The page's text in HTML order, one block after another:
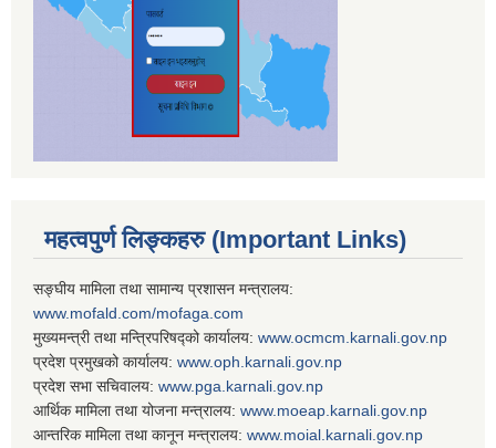
महत्वपुर्ण लिङ्कहरु (Important Links)
सङ्घीय मामिला तथा सामान्य प्रशासन मन्त्रालय:
www.mofald.com/mofaga.com
मुख्यमन्त्री तथा मन्त्रिपरिषद्को कार्यालय: www.ocmcm.karnali.gov.np
प्रदेश प्रमुखको कार्यालय: www.oph.karnali.gov.np
प्रदेश सभा सचिवालय: www. pga.karnali.gov.np
आर्थिक मामिला तथा योजना मन्त्रालय: www. moeap.karnali.gov.np
आन्तरिक मामिला तथा कानून मन्त्रालय: www. moial.karnali.gov.np